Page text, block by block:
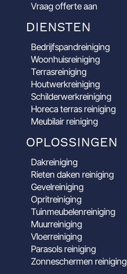
Vraag offerte aan
DIENSTEN
Bedrijfspandreiniging
Woonhuisreiniging
Terrasreiniging
Houtwerkreiniging
Schilderwerkreiniging
Horeca terras reiniging
Meubilair reiniging
OPLOSSINGEN
Dakreiniging
Rieten daken reiniging
Gevelreiniging
Opritreiniging
Tuinmeubelenreiniging
Muurreiniging
Vloerreiniging
Parasols reiniging
Zonneschermen reiniging